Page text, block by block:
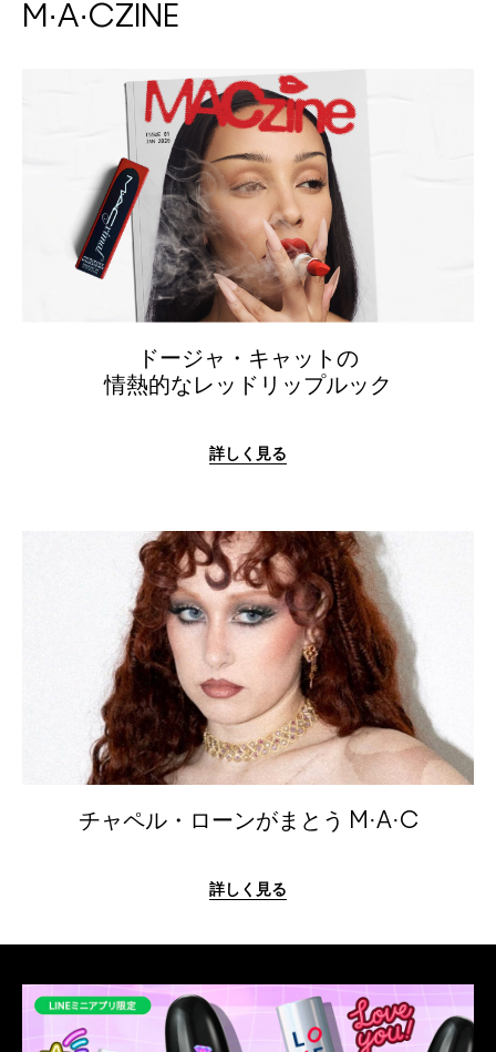
M·A·CZINE
ドージャ・キャットの
情熱的なレッドリップルック
詳しく見る
チャペル・ローンがまとう M·A·C
詳しく見る